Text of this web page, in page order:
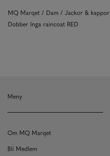
MQ Marqet Dam Jackor & kappor
Dobber Inga raincoat RED
Meny
Om MQ Marqet
Bli Medlem